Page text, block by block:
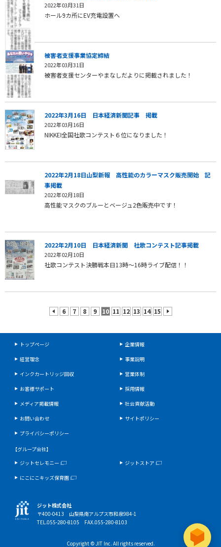
2022年03月31日
ホール9カ所にEV充電設置へ
被害者支援事業協定締結
2022年03月31日
被害者支援センターやまなしだよりに掲載されました！
2022年3月16日 日本経済新聞記事 掲載
2022年03月16日
NIKKEI全国社歌コンテスト６位になりました！
2022年2月18日山梨新報 高性能のカラーマスク販売開始 記
事掲載
2022年02月18日
高性能マスクのブルーとベージュ2色販売中です！
2022年2月10日 日本経済新聞 社歌コンテスト記事掲載
2022年02月10日
社歌コンテスト決勝戦本日13時～16時ライブ配信！！
6 7 8 9 10 11 12 13 14 15
トップページ
企業情報
経営理念
事業説明
インクカートリッジ回収
営業体制
お客様サポート
採用情報
メディア掲載情報
社会貢献活動
お問い合わせ
サイトポリシー
プライバシーポリシー
【グループ会社】
ジットセレモニー
ジットストア
にこにこキッズ保育園
ジット株式会社
〒400-0413 山梨県南アルプス市和泉984-1
TEL.055-280-8105 FAX.055-280-8103
Copyright © JIT Inc. All rights reserved.